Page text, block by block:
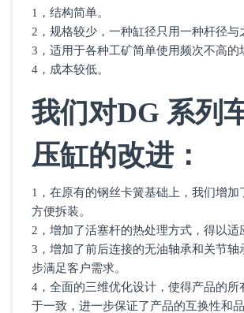
1，结构简单。
2，规格较少，一种缸径只用一种杆径与
3，适用于各种工矿简单使用频次不高的
4，成本较低。
我们对DG 系列
压缸的改进：
1，在原有的钢丝卡簧基础上，我们增加
方便拆装。
2，增加了活塞杆的热处理方式，得以适
3，增加了前后连接的无油轴承和关节轴
步满足客户需求。
4，全面的三维优化设计，使得产品的所
于一致，进一步保证了产品的互换性和品